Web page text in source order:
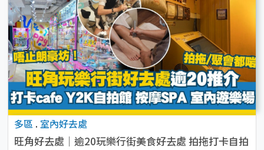
多區 . 室內好去處
旺角好去處｜逾20玩樂行街美食好去處 拍拖打卡自拍